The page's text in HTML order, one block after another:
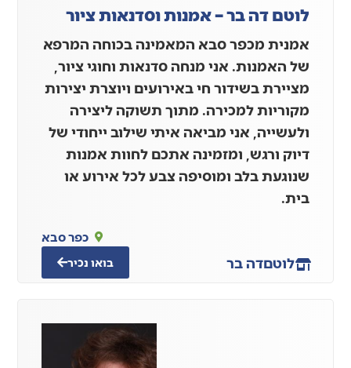
לוטם דה בר – אמנות וסדנאות ציור
אמנית מכפר סבא המאמינה בכוחה המרפא
של האמנות. אני מנחה סדנאות וחוגי ציור,
מציירת בשידור חי באירועים ויוצרת יצירות
מקוריות למכירה. מתוך תשוקה ליצירה
ולעשייה, אני מביאה איתי שילוב ייחודי של
דיוק ורגש, ומזמינה אתכם לחוות אמנות
שנוגעת בלב ומוסיפה צבע לכל אירוע או
בית.
לוטםדה בר
כפר סבא
בואו נכיר